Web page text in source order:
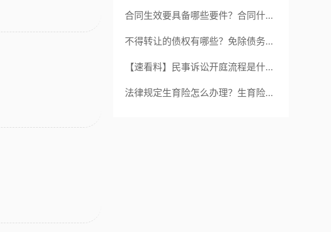
违法行为吗？
合同生效要具备哪些要件？合同什么
时候生效？|世界聚看点
不得转让的债权有哪些？免除债务权
的含义是什么？ 世界今日讯
【速看料】民事诉讼开庭流程是什
么？民事开庭后多久下判决书？
法律规定生育险怎么办理？生育险办